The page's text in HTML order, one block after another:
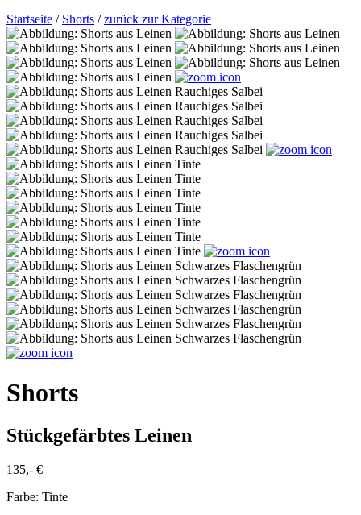
Startseite / Shorts /zurück zur Kategorie
Shorts
Stückgefärbtes Leinen
135,- €
Farbe: Tinte